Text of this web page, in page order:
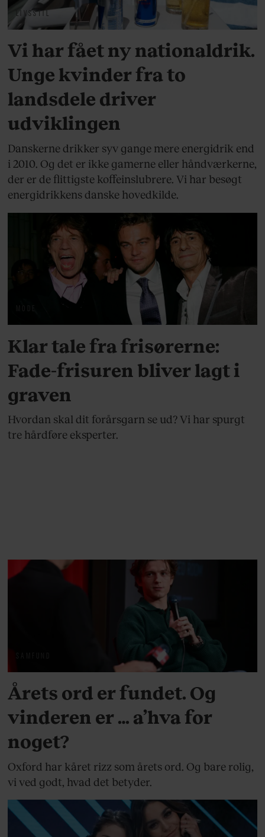
LIVSSTIL
Vi har fået ny nationaldrik.
Unge kvinder fra to
landsdele driver
udviklingen
Danskerne drikker syv gange mere energidrik end
i 2010. Og det er ikke gamerne eller håndværkerne,
der er de flittigste koffeinslubrere. Vi har besøgt
energidrikkens danske hovedkilde.
Klar tale fra frisørerne:
Fade-frisuren bliver lagt i
graven
Hvordan skal dit forårsgarn se ud? Vi har spurgt
tre hårdføre eksperter.
Årets ord er fundet. Og
vinderen er … a’hva for
noget?
Oxford har kåret rizz som årets ord. Og bare rolig,
vi ved godt, hvad det betyder.